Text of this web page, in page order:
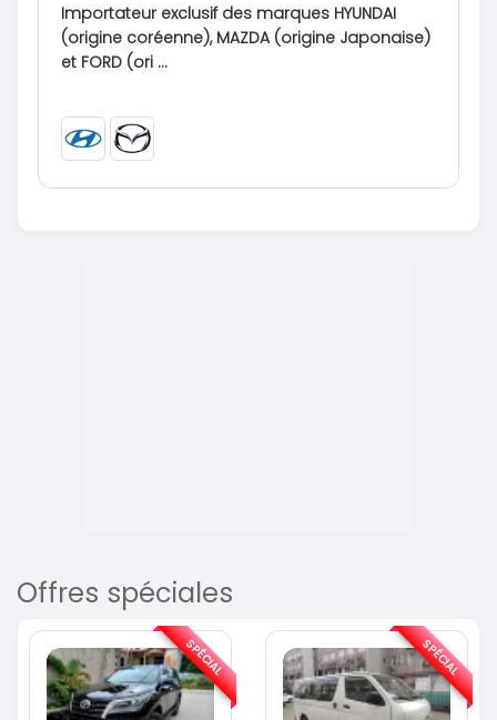
Importateur exclusif des marques HYUNDAI
(origine coréenne), MAZDA (origine Japonaise)
et FORD (ori ...
Offres spéciales
SPÉCIAL SPÉCIAL